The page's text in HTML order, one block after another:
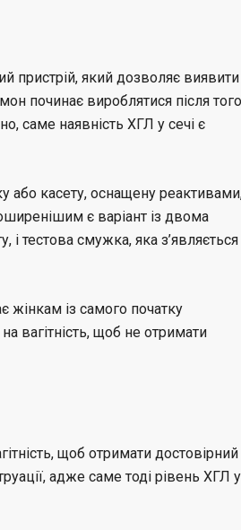
пристрій, який дозволяє виявити
починає вироблятися після
саме наявність ХГЛ у сечі є
або касету, оснащену
є варіант із двома
тестова смужка, яка з’являється
жінкам із самого початку
вагітність, щоб не отримати
щоб отримати достовірний
адже саме тоді рівень ХГЛ у